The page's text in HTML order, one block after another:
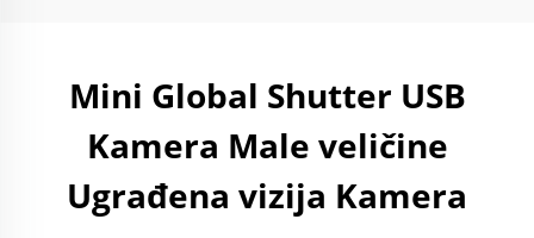
Mini Global Shutter USB
Kamera Male veličine
Ugrađena vizija Kamera